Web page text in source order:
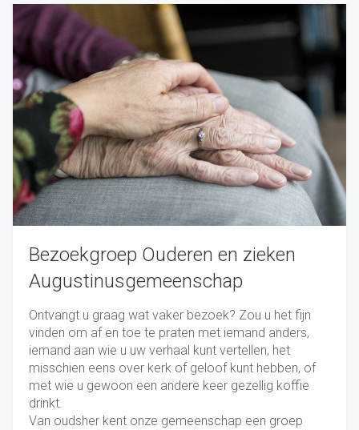
Bezoekgroep Ouderen en zieken
Augustinusgemeenschap
Ontvangt u graag wat vaker bezoek? Zou u het fijn
vinden om af en toe te praten met iemand anders,
iemand aan wie u uw verhaal kunt vertellen, het
misschien eens over kerk of geloof kunt hebben, of
met wie u gewoon een andere keer gezellig koffie
drinkt.
Van oudsher kent onze gemeenschap een groep